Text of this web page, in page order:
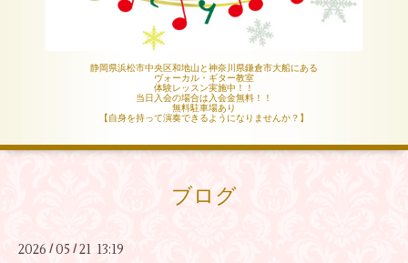
静岡県浜松市中央区和地山と神奈川県鎌倉市大船にある
ヴォーカル・ギター教室
体験レッスン実施中！！
当日入会の場合は入会金無料！！
無料駐車場あり
【自身を持って演奏できるようになりませんか？】
ブログ
2026 /05 / 21 13:19